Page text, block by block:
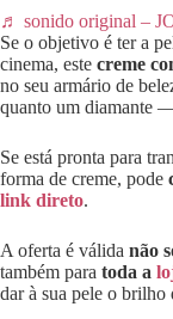
♬ sonido original –
Se o objetivo é ter a
cinema, este creme
no seu armário de
quanto um diamante
Se está pronta para
forma de creme, pode
link direto.
A oferta é válida não
também para toda a
dar à sua pele o